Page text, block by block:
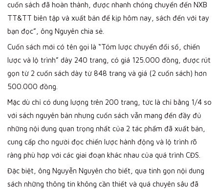
cuốn sách đã hoàn thành, được nhanh chóng chuyển đến NXB
TT&TT biên tập và xuất bản để kịp hôm nay, sách đến với tay
bạn đọc”, ông Nguyên chia sẻ.
Cuốn sách mới có tên gọi là “Tóm lược chuyển đổi số, chiến
lược và lộ trình” dày 240 trang, có giá 125.000 đồng, được rút
gọn từ 2 cuốn sách dày từ 848 trang và giá (2 cuốn sách) hơn
500.000 đồng.
Mặc dù chỉ có dung lượng trên 200 trang, tức là chỉ bằng 1/4 so
với sách nguyên bản nhưng cuốn sách vẫn mang đến đầy đủ
những nội dung quan trọng nhất của 2 tác phẩm đã xuất bản,
cung cấp cho người đọc chiến lược hành động và lộ trình rõ
ràng phù hợp với các giai đoạn khác nhau của quá trình CĐS.
Đặc biệt, ông Nguyễn Nguyên cho biết, qua tinh gọn nội dung
sách những thông tin không cần thiết và quá chuyên sâu đã